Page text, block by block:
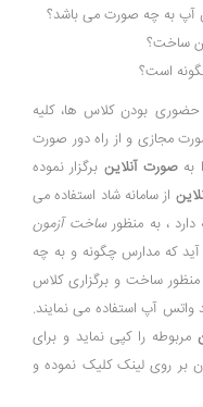
آپ به چه صورت می باشد؟
ساخت؟
است؟
بودن کلاس ها، کلیه
مجازی و از راه دور صورت
به صورت آنلاین برگزار نموده
از سامانه شاد استفاده می
دارد ، به منظورساخت آزمون
که مدارس چگونه و به چه
منظور ساخت و برگزاری کلاس
واتس آپ استفاده می نمایند.
مربوطه را کپی نماید و برای
بر روی لینک کلیک نموده و